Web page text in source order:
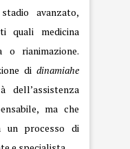
avanzato,
quali medicina
o rianimazione.
di dinamiahe
ma che
un processo di